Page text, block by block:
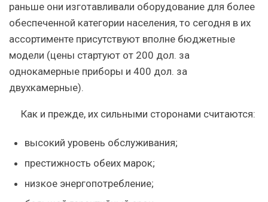
раньше они изготавливали оборудование для более
обеспеченной категории населения, то сегодня в их
ассортименте присутствуют вполне бюджетные
модели (цены стартуют от 200 дол. за
однокамерные приборы и 400 дол. за
двухкамерные).
Как и прежде, их сильными сторонами считаются:
высокий уровень обслуживания;
престижность обеих марок;
низкое энергопотребление;